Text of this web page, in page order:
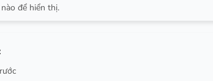
để hiển thị.